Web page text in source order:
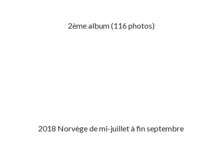
2ème album (116 photos)
2018 Norvège de mi-juillet à fin septembre